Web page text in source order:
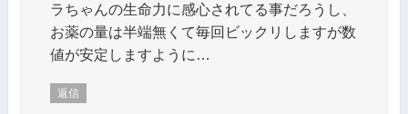
ラちゃんの生命力に感心されてる事だろうし、
お薬の量は半端無くて毎回ビックリしますが数
値が安定しますように…
返信